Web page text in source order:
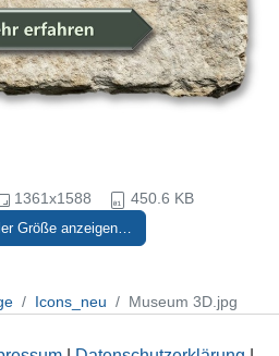
1361x1588 450.6 KB
Größe anzeigen…
Icons_neu Museum 3D.jpg